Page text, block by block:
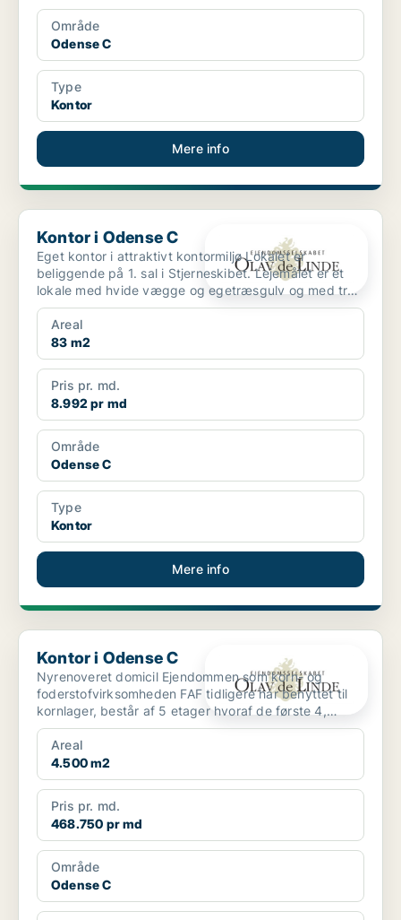
Område
Odense C
Type
Kontor
Mere info
Kontor i Odense C
Kontor i Odense C
Eget kontor i attraktivt kontormiljø Lokalet er
beliggende på 1. sal i Stjerneskibet. Lejemålet er et
lokale med hvide vægge og egetræsgulv og med tre
vin...
Areal
83 m2
Pris pr. md.
8.992 pr md
Område
Odense C
Type
Kontor
Mere info
Kontor i Odense C
Kontor i Odense C
Nyrenoveret domicil Ejendommen som korn- og
foderstofvirksomheden FAF tidligere har benyttet til
kornlager, består af 5 etager hvoraf de første 4,
Nemlig ...
Areal
4.500 m2
Pris pr. md.
468.750 pr md
Område
Odense C